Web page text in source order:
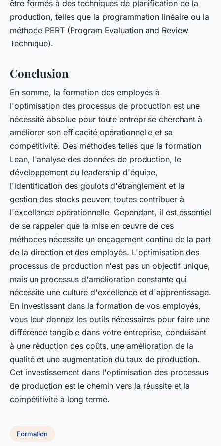
être formés à des techniques de planification de la
production, telles que la programmation linéaire ou la
méthode PERT (Program Evaluation and Review
Technique).
Conclusion
En somme, la formation des employés à
l'optimisation des processus de production est une
nécessité absolue pour toute entreprise cherchant à
améliorer son efficacité opérationnelle et sa
compétitivité. Des méthodes telles que la formation
Lean, l'analyse des données de production, le
développement du leadership d'équipe,
l'identification des goulots d'étranglement et la
gestion des stocks peuvent toutes contribuer à
l'excellence opérationnelle. Cependant, il est essentiel
de se rappeler que la mise en œuvre de ces
méthodes nécessite un engagement continu de la part
de la direction et des employés. L'optimisation des
processus de production n'est pas un objectif unique,
mais un processus d'amélioration constante qui
nécessite une culture d'excellence et d'apprentissage.
En investissant dans la formation de vos employés,
vous leur donnez les outils nécessaires pour faire une
différence tangible dans votre entreprise, conduisant
à une réduction des coûts, une amélioration de la
qualité et une augmentation du taux de production.
Cet investissement dans l'optimisation des processus
de production est le chemin vers la réussite et la
compétitivité à long terme.
Formation